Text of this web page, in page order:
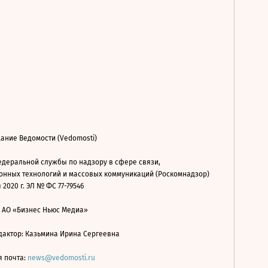
Ведомости (Vedomosti)
службы по надзору в сфере связи,
технологий и массовых коммуникаций (Роскомнадзор)
2020 г. ЭЛ № ФС 77-79546
АО «Бизнес Ньюс Медиа»
Казьмина Ирина Сергеевна
почта: news@vedomosti.ru